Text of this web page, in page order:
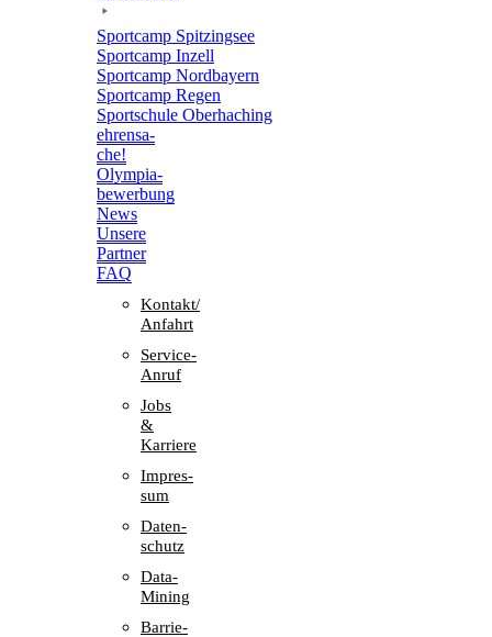
Sport­camp Spitzingsee
Sport­camp Inzell
Sport­camp Nordbayern
Sport­camp Regen
Sport­schule Oberhaching
ehren­sa­
che!
Olym­pia­
be­wer­bung
News
Unsere
Part­ner
FAQ
Kontakt/​​
Anfahrt
Service-
Anruf
Jobs
&
Karriere
Impres­
sum
Daten­
schutz
Data-
Mining
Barrie­